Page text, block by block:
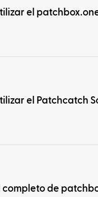
el
el Patchcatch
completo de